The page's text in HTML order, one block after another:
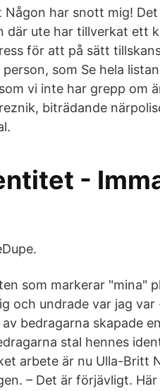
har snott mig!
där ute har tillverkat ett
för att på sätt
som Se hela
vi inte har grepp om
biträdande
-
som markerar "mina"
och undrade var jag
bedragarna skapade
stal hennes
arbete är nu Ulla-Britt
– Det är förjävligt.